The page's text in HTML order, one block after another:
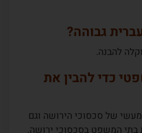
גבוהה?
להבנה.
כדי להבין את
של סכסוכי הירושה וגם
המשפט בסכסוכי ירושה.